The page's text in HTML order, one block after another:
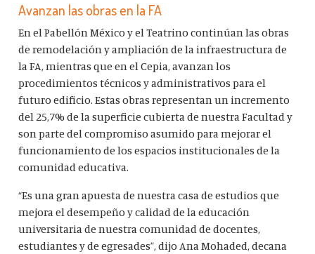
Avanzan las obras en la FA
En el Pabellón México y el Teatrino continúan las obras
de remodelación y ampliación de la infraestructura de
la FA, mientras que en el Cepia, avanzan los
procedimientos técnicos y administrativos para el
futuro edificio. Estas obras representan un incremento
del 25,7% de la superficie cubierta de nuestra Facultad y
son parte del compromiso asumido para mejorar el
funcionamiento de los espacios institucionales de la
comunidad educativa.
“Es una gran apuesta de nuestra casa de estudios que
mejora el desempeño y calidad de la educación
universitaria de nuestra comunidad de docentes,
estudiantes y de egresades”, dijo Ana Mohaded, decana